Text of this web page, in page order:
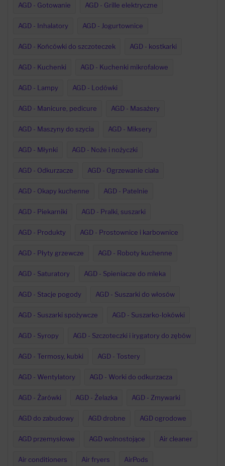
AGD - Gotowanie AGD - Grille elektryczne
AGD - Inhalatory AGD - Jogurtownice
AGD - Końcówki do szczoteczek AGD - kostkarki
AGD - Kuchenki AGD - Kuchenki mikrofalowe
AGD - Lampy AGD - Lodówki
AGD - Manicure, pedicure AGD - Masażery
AGD - Maszyny do szycia AGD - Miksery
AGD - Młynki AGD - Noże i nożyczki
AGD - Odkurzacze AGD - Ogrzewanie ciała
AGD - Okapy kuchenne AGD - Patelnie
AGD - Piekarniki AGD - Pralki, suszarki
AGD - Produkty AGD - Prostownice i karbownice
AGD - Płyty grzewcze AGD - Roboty kuchenne
AGD - Saturatory AGD - Spieniacze do mleka
AGD - Stacje pogody AGD - Suszarki do włosów
AGD - Suszarki spożywcze AGD - Suszarko-lokówki
AGD - Syropy AGD - Szczoteczki i irygatory do zębów
AGD - Termosy, kubki AGD - Tostery
AGD - Wentylatory AGD - Worki do odkurzacza
AGD - Żarówki AGD - Żelazka AGD - Zmywarki
AGD do zabudowy AGD drobne AGD ogrodowe
AGD przemysłowe AGD wolnostojące Air cleaner
Air conditioners Air fryers AirPods